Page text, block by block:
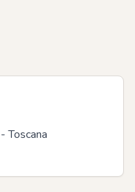
Toscana